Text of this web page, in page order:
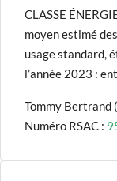
CLASSE
moyen estimé
usage standard,
l’année 2023 :
Tommy Bertrand
Numéro RSAC :